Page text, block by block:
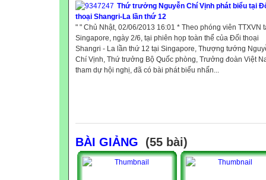
Thứ trưởng Nguyễn Chí Vịnh phát biểu tại
thoại Shangri-La lần thứ 12
" " Chủ Nhật, 02/06/2013 16:01 * Theo phóng viên TTXVN
Singapore, ngày 2/6, tại phiên họp toàn thể của Đối thoại
Shangri - La lần thứ 12 tại Singapore, Thượng tướng
Chí Vịnh, Thứ trưởng Bộ Quốc phòng, Trưởng đoàn Việt
tham dự hội nghị, đã có bài phát biểu nhấn...
BÀI GIẢNG (55 bài)